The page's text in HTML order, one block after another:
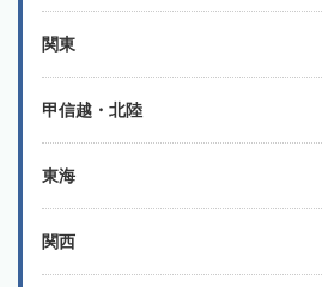
関東
甲信越・北陸
東海
関西